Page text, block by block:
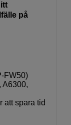
på
FW50)
A6300,
att spara tid